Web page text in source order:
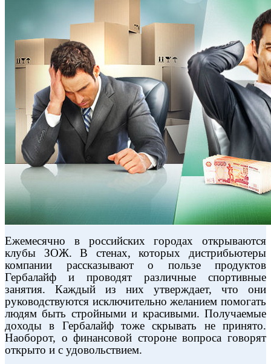
Ежемесячно в российских городах открываются
клубы ЗОЖ. В стенах, которых дистрибьютеры
компании рассказывают о пользе продуктов
Гербалайф и проводят различные спортивные
занятия. Каждый из них утверждает, что они
руководствуются исключительно желанием помогать
людям быть стройными и красивыми. Получаемые
доходы в Гербалайф тоже скрывать не принято.
Наоборот, о финансовой стороне вопроса говорят
открыто и с удовольствием.